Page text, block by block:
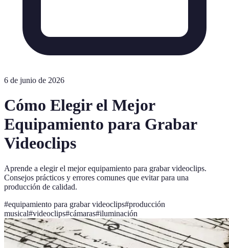
6 de junio de 2026
Cómo Elegir el Mejor
Equipamiento para Grabar
Videoclips
Aprende a elegir el mejor equipamiento para grabar videoclips.
Consejos prácticos y errores comunes que evitar para una
producción de calidad.
#equipamiento para grabar videoclips#producción
musical#videoclips#cámaras#iluminación